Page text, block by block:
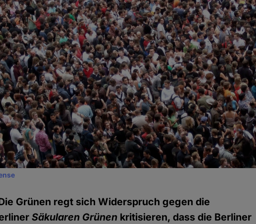
Grünen regt sich Widerspruch gegen die
Säkularen Grünen kritisieren, dass die Berliner